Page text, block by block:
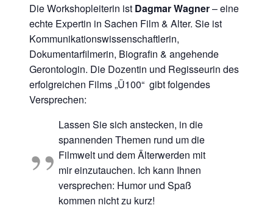
Die Workshopleiterin ist Dagmar Wagner– eine
echte Expertin in Sachen Film & Alter. Sie ist
Kommunikationswissenschaftlerin,
Dokumentarfilmerin, Biografin & angehende
Gerontologin. Die Dozentin und Regisseurin des
erfolgreichen Films „Ü100“ gibt folgendes
Versprechen:
Lassen Sie sich anstecken, in die
spannenden Themen rund um die
Filmwelt und dem Älterwerden mit
mir einzutauchen. Ich kann Ihnen
versprechen: Humor und Spaß
kommen nicht zu kurz!